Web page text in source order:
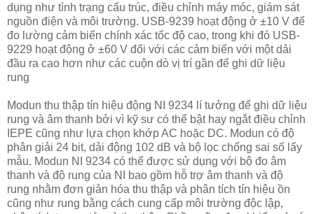
dụng như tình trạng cấu trúc, điều chỉnh máy móc, giám sát
nguồn điện và môi trường. USB-9239 hoạt động ở ±10 V để
đo lường cảm biến chính xác tốc độ cao, trong khi đó USB-
9229 hoạt động ở ±60 V đối với các cảm biến với một dải
đầu ra cao hơn như các cuộn dò vị trí gần để ghi dữ liệu
rung
Modun thu thập tín hiệu động NI 9234 lí tưởng để ghi dữ liệu
rung và âm thanh bởi vì kỹ sư có thể bật hay ngắt điều chỉnh
IEPE cũng như lựa chọn khớp AC hoặc DC. Modun có độ
phân giải 24 bit, dải động 102 dB và bộ lọc chống sai số lấy
mẫu. Modun NI 9234 có thể được sử dụng với bộ đo âm
thanh và độ rung của NI bao gồm hỗ trợ âm thanh và độ
rung nhằm đơn giản hóa thu thập và phân tích tín hiệu ồn
cũng như rung bằng cách cung cấp môi trường độc lập,